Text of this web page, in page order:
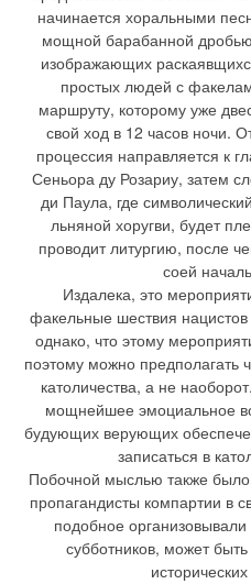
начинается хоральными
мощной барабанной
изображающих
простых людей с
маршруту, которому уже
свой ход в 12 часов ночи.
процессия направляется к
Сеньора ду Розариу, затем
ди Паула, где
льняной хоругви, будет
проводит литургию, после
соей
Издалека, это
факельные шествия нацистов
однако, что этому
поэтому можно предполагать
католичества, а не
мощнейшее эмоциальное
будующих верующих
записаться в
Побочной мыслью также
пропагандисты компартии в
подобное
субботников, может